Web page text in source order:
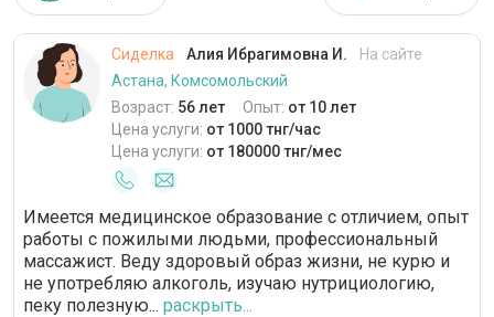
Сиделка Алия Ибрагимовна И.
На сайте
Астана, Комсомольский
Возраст: 56 лет Опыт: от 10 лет
Цена услуги: от 1000 тнг/час
Цена услуги: от 180000 тнг/мес
Имеется медицинское образование с отличием, опыт
работы с пожилыми людьми, профессиональный
массажист. Веду здоровый образ жизни, не курю и
не употребляю алкоголь, изучаю нутрициологию,
пеку полезную... раскрыть...